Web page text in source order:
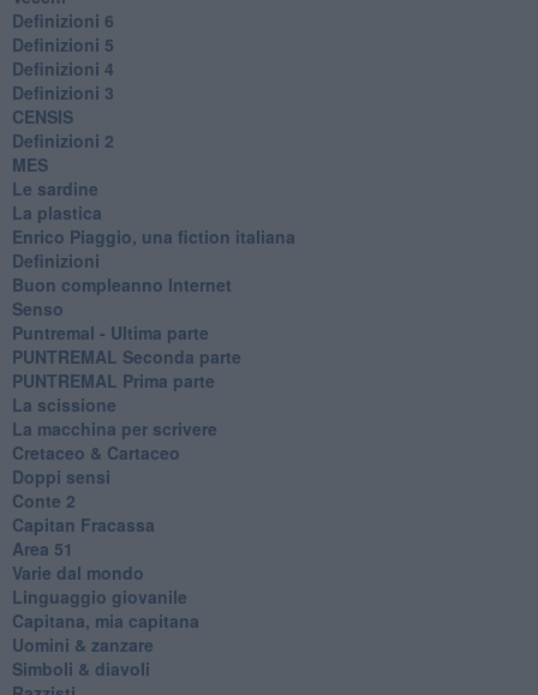
Definizioni 6
Definizioni 5
Definizioni 4
Definizioni 3
CENSIS
​Definizioni 2
MES
Le sardine
La plastica
​Enrico Piaggio, una fiction italiana
Definizioni
​Buon compleanno Internet
Senso
Puntremal - Ultima parte
PUNTREMAL Seconda parte
​PUNTREMAL Prima parte
La scissione
La macchina per scrivere
Cretaceo & Cartaceo
Doppi sensi
​Conte 2
​Capitan Fracassa
​Area 51
Varie dal mondo
​Linguaggio giovanile
​Capitana, mia capitana
Uomini & zanzare
​Simboli & diavoli